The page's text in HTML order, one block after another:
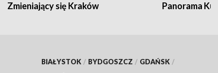
Zmieniający się Kraków Panorama
BIAŁYSTOK / BYDGOSZCZ / GDAŃSK /